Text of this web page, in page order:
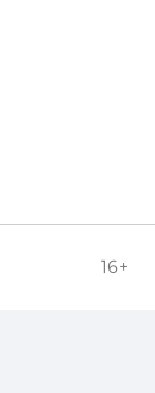
16+